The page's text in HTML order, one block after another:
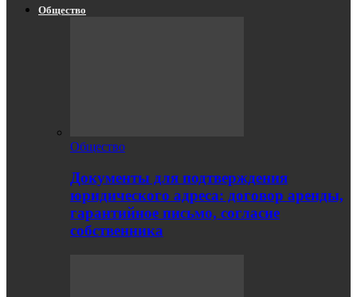
Общество
Общество
Документы для подтверждения
юридического адреса: договор аренды,
гарантийное письмо, согласие
собственника